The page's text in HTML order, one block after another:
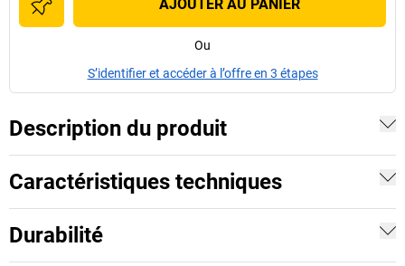
AJOUTER AU PANIER
Ou
S’identifier et accéder à l’offre en 3 étapes
Description du produit
Caractéristiques techniques
Durabilité